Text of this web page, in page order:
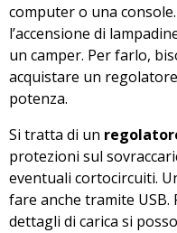
computer o una
l’accensione di
un camper. Per farlo,
acquistare un
potenza.
Si tratta di un
protezioni sul
eventuali cortocircuiti.
fare anche tramite
dettagli di carica si